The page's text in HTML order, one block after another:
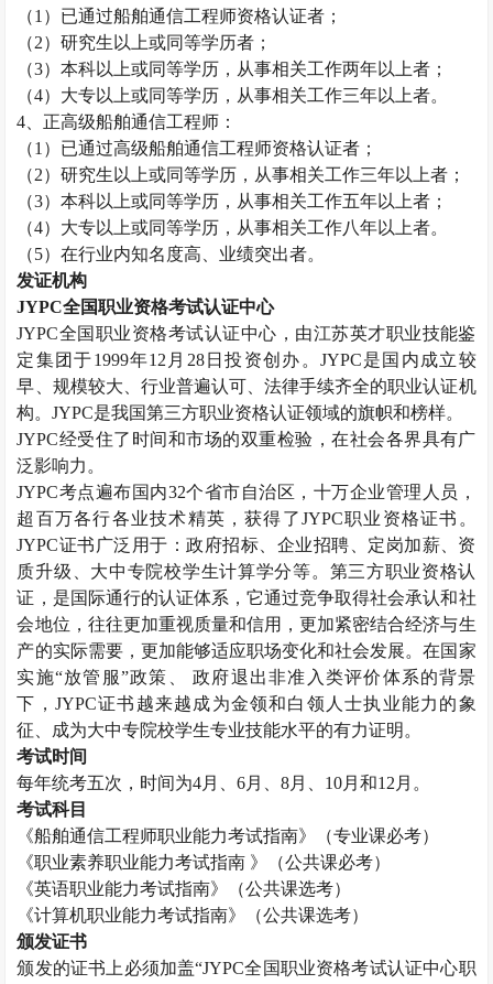
（1 ）已通过船舶通信工程师资格认证者；
（2）研究生以上或同等学历者；
（3）本科以上或同等学历，从事相关工作两年以上者；
（4）大专以上或同等学历，从事相关工作三年以上者。
4 、正高级船舶通信工程师：
（1 ）已通过高级船舶通信工程师资格认证者；
（2）研究生以上或同等学历，从事相关工作三年以上者；
（3）本科以上或同等学历，从事相关工作五年以上者；
（4）大专以上或同等学历，从事相关工作八年以上者。
（5）在行业内知名度高、业绩突出者。
发证机构
JYPC全国职业资格考试认证中心
JYPC全国职业资格考试认证中心，由江苏英才职业技能鉴
定集团于1999年12 月 28日投资创办。 JYPC是国内成立较
早、规模较大、行业普遍认可、法律手续齐全的职业认证机
构。JYPC是我国第三方职业资格认证领域的旗帜和榜样。
JYPC经受住了时间和市场的双重检验，在社会各界具有广
泛影响力。
JYPC考点遍布国内32个省市自治区，十万企业管理人员，
超百万各行各业技术精英，获得了JYPC职业资格证书。
JYPC证书广泛用于：政府招标、企业招聘、定岗加薪、资
质升级、大中专院校学生计算学分等。第三方职业资格认
证，是国际通行的认证体系，它通过竞争取得社会承认和社
会地位，往往更加重视质量和信用，更加紧密结合经济与生
产的实际需要，更加能够适应职场变化和社会发展。在国家
实施“放管服”政策、 政府退出非准入类评价体系的背景
下， JYPC证书越来越成为金领和白领人士执业能力的象
征、成为大中专院校学生专业技能水平的有力证明。
考试时间
每年统考五次，时间为4月、6月、8月、 10月和12 月。
考试科目
《船舶通信工程师职业能力考试指南》（专业课必考）
《职业素养职业能力考试指南 》（公共课必考）
《英语职业能力考试指南》（公共课选考）
《计算机职业能力考试指南》（公共课选考）
颁发证书
颁发的证书上必须加盖“JYPC全国职业资格考试认证中心职